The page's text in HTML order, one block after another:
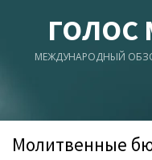
ГОЛОС
МЕЖДУНАРОДНЫЙ
Молитвенные